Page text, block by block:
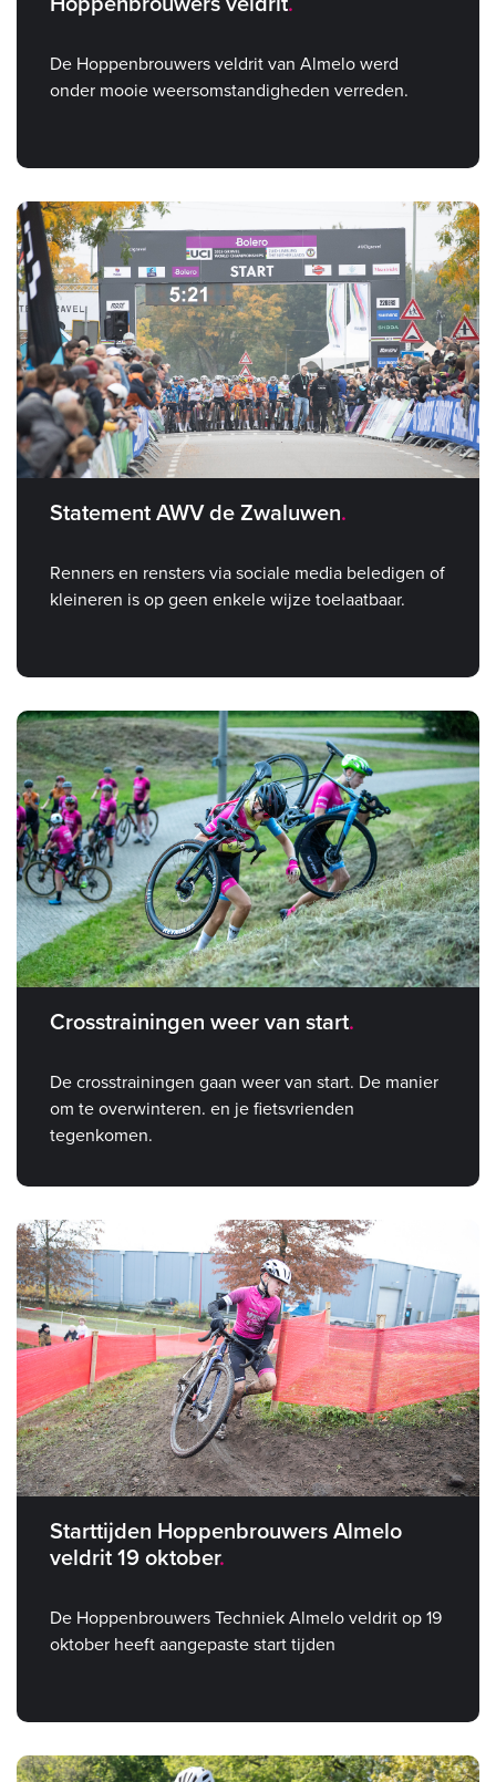
De Hoppenbrouwers veldrit van Almelo werd
onder mooie weersomstandigheden verreden.
Statement AWV de Zwaluwen
Renners en rensters via sociale media beledigen of
kleineren is op geen enkele wijze toelaatbaar.
Crosstrainingen weer van start
De crosstrainingen gaan weer van start. De manier
om te overwinteren. en je fietsvrienden
tegenkomen.
Starttijden Hoppenbrouwers Almelo
veldrit 19 oktober
De Hoppenbrouwers Techniek Almelo veldrit op 19
oktober heeft aangepaste start tijden